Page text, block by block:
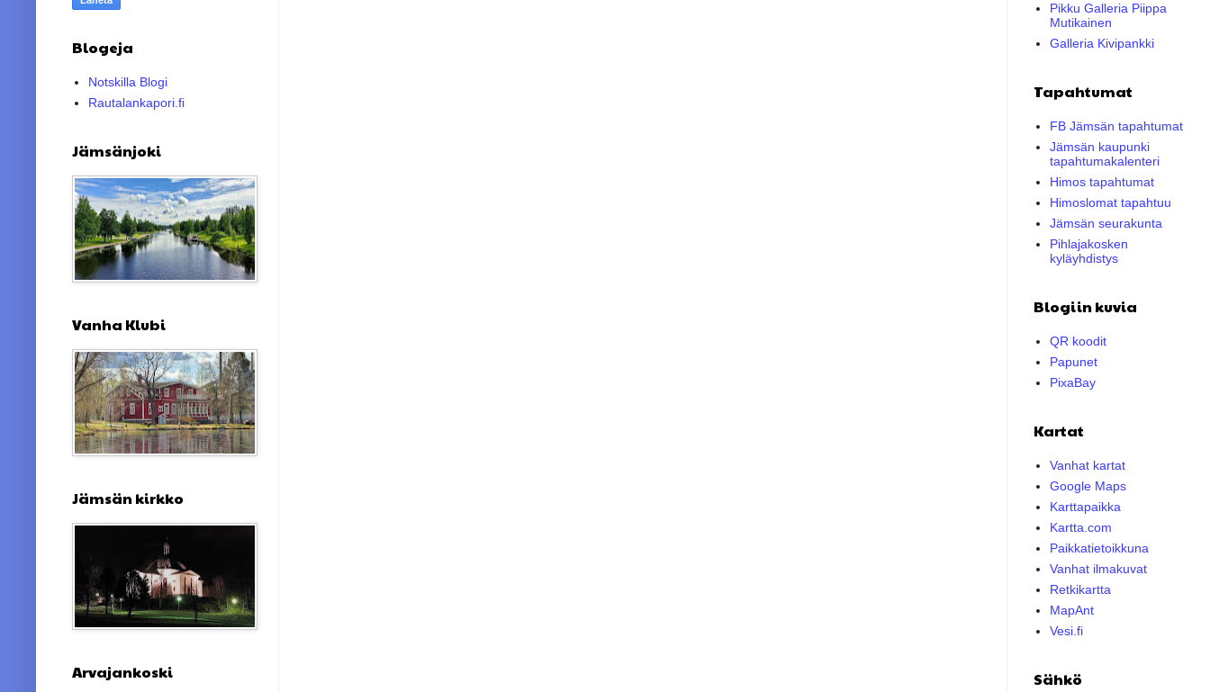
Blogeja
Notskilla Blogi
Rautalankapori.fi
Jämsänjoki
Vanha Klubi
Jämsän kirkko
Arvajankoski
Pikku Galleria Piippa
Mutikainen
Galleria Kivipankki
Tapahtumat
FB Jämsän tapahtumat
Jämsän kaupunki
tapahtumakalenteri
Himos tapahtumat
Himoslomat tapahtuu
Jämsän seurakunta
Pihlajakosken
kyläyhdistys
Blogiin kuvia
QR koodit
Papunet
PixaBay
Kartat
Vanhat kartat
Google Maps
Karttapaikka
Kartta.com
Paikkatietoikkuna
Vanhat ilmakuvat
Retkikartta
MapAnt
Vesi.fi
Sähkö